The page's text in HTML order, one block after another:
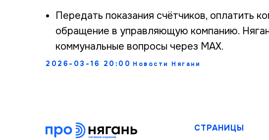
Передать показания счётчиков, оплатить
обращение в управляющую компанию.
коммунальные вопросы через МАХ.
2026-03-16 20:00 Новости Нягани
СТРАНИЦЫ